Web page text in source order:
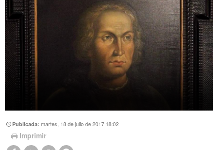
Instagram como: hispan_tv
Publicada:martes, 18 de julio de 2017 18:02
Imprimir